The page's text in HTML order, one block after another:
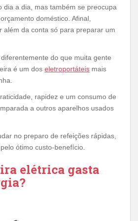
dia a dia, mas também se preocupa
doméstico. Afinal,
além da conta só para preparar um
do que muita gente
é um dos eletroportáteis mais
rapidez e um consumo de
a outros aparelhos usados
no preparo de refeições rápidas,
ótimo custo-benefício.
elétrica gasta